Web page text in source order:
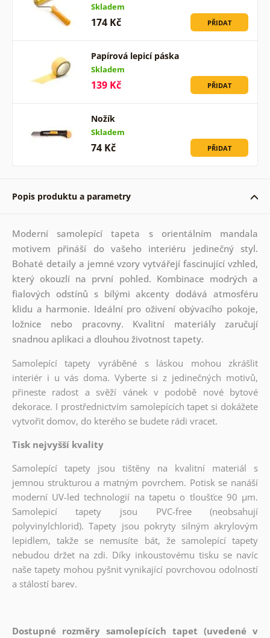
Skladem
174 Kč PŘIDAT
Papírová lepicí páska
Skladem
139 Kč PŘIDAT
Nožík
Skladem
74 Kč PŘIDAT
Popis produktu a parametry
Moderní samolepící tapeta s orientálním mandala
motivem přináší do vašeho interiéru jedinečný styl.
Bohaté detaily a jemné vzory vytvářejí fascinující vzhled,
který okouzlí na první pohled. Kombinace modrých a
fialových odstínů s bílými akcenty dodává atmosféru
klidu a harmonie. Ideální pro oživení obývacího pokoje,
ložnice nebo pracovny. Kvalitní materiály zaručují
snadnou aplikaci a dlouhou životnost tapety.
Samolepící tapety vyráběné s láskou mohou zkrášlit
interiér i u vás doma. Vyberte si z jedinečných motivů,
přineste radost a svěží vánek v podobě nové bytové
dekorace. I prostřednictvím samolepících tapet si dokážete
vytvořit domov, do kterého se budete rádi vracet.
Tisk nejvyšší kvality
Samolepící tapety jsou tištěny na kvalitní materiál s
jemnou strukturou a matným povrchem. Potisk se nanáší
moderní UV-led technologií na tapetu o tloušťce 90 µm.
Samolepicí tapety jsou PVC-free (neobsahují
polyvinylchlorid). Tapety jsou pokryty silným akrylovým
lepidlem, takže se nemusíte bát, že samolepící tapety
nebudou držet na zdi. Díky inkoustovému tisku se navíc
naše tapety mohou pyšnit vynikající povrchovou odolností
a stálostí barev.
Dostupné rozměry samolepících tapet (uvedené v